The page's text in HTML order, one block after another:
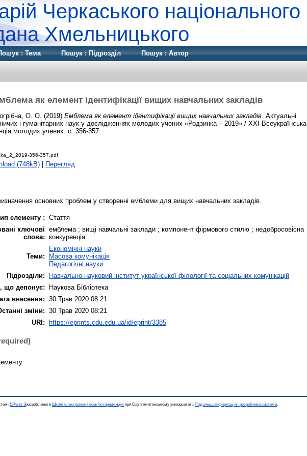
Черкаського національного
Хмельницького
: Тема Пошук : Підрозділ Пошук : Автор
як елемент ідентифікації вищих навчальних закладів
О. О. (2019) Емблема як елемент ідентифікації вищих навчальних закладів. Актуальні
і гуманітарних наук у дослідженнях молодих учених «Родзинка – 2019» / XXI Всеукраїнська
молодих учених. с. 356-357.
356-357.pdf
(748kB) Перегляд
основних проблем у створенні емблеми для вищих навчальних закладів.
елементу : Стаття
ключові
слова:
емблема ; вищі навчальні заклади ; компонент фірмового стилю ; недобросовісна
конкуренція
Теми:
Економічні науки
Масова комунікація
Педагогічні науки
Підрозділи:
Навчально-науковий інститут української філології та соціальних комунікацій
що депонує:
Наукова Бібліотека
внесення: 30 Трав 2020 08:21
зміни:
30 Трав 2020 08:21
URI: https://eprints.cdu.edu.ua/id/eprint/3385
EPrints 3розробленої в Школі електроніки і комп'ютерних наук при Саутгемптонському університеті. Подальша інформація і розробники системи